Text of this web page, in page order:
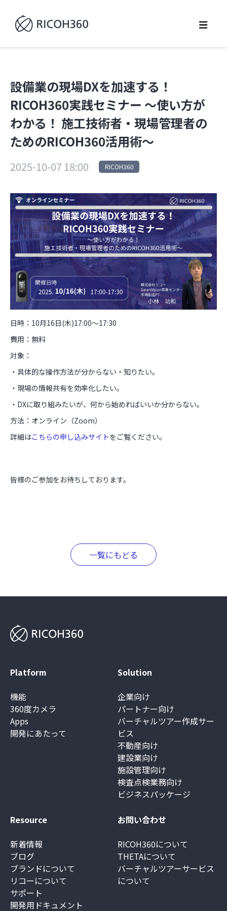
設備業の現場DXを加速する！
RICOH360実践セミナー ～使い方が
わかる！ 施工技術者・現場管理者の
ためのRICOH360活用術～
2025-10-07 18:00 RICOH360
日時：10月16日(木)17:00～17:30
費用：無料
対象：
・具体的な操作方法が分からない・知りたい。
・現場の情報共有を効率化したい。
・DXに取り組みたいが、何から始めればいいか分からない。
方法：オンライン（Zoom）
詳細はこちらの申し込みサイトをご覧ください。
皆様のご参加をお待ちしております。
一覧にもどる
Platform
機能
360度カメラ
Apps
開発にあたって
Solution
企業向け
パートナー向け
バーチャルツアー作成サー
ビス
不動産向け
建設業向け
施設管理向け
検査点検業務向け
ビジネスパッケージ
Resource
新着情報
ブログ
ブランドについて
リコーについて
サポート
開発用ドキュメント
お問い合わせ
RICOH360について
THETAについて
バーチャルツアーサービス
について